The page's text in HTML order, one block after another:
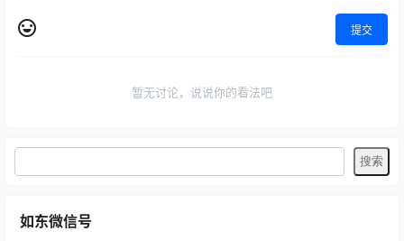
提交
暂无讨论，说说你的看法吧
如东微信号